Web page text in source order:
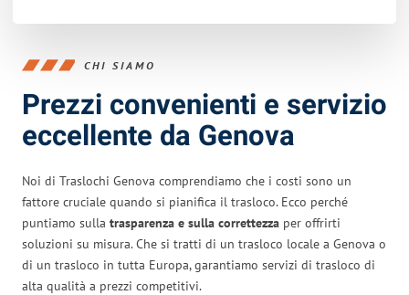
CHI SIAMO
Prezzi convenienti e servizio
eccellente da Genova
Noi di Traslochi Genova comprendiamo che i costi sono un
fattore cruciale quando si pianifica il trasloco. Ecco perché
puntiamo sulla trasparenza e sulla correttezza per offrirti
soluzioni su misura. Che si tratti di un trasloco locale a Genova o
di un trasloco in tutta Europa, garantiamo servizi di trasloco di
alta qualità a prezzi competitivi.